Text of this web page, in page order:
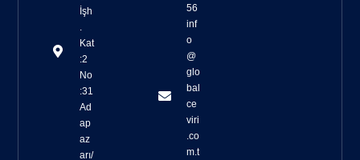
İşh
.
Kat
:2
No
:31
Ad
ap
az
arı/
56
inf
o
@
glo
bal
ce
viri
.co
m.t